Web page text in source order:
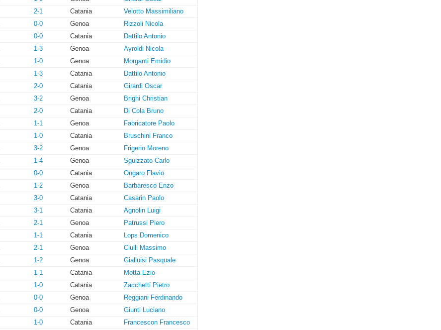
2-1 Catania
Velotto Massimiliano
0-0 Genoa
Rizzoli Nicola
0-0 Catania
Dattilo Antonio
1-3 Genoa
Ayroldi Nicola
1-0 Genoa
Morganti Emidio
1-3 Catania
Dattilo Antonio
2-0 Catania
Girardi Oscar
3-2 Genoa
Brighi Christian
2-0 Catania
Di Cola Bruno
1-1 Genoa
Fabricatore Paolo
1-0 Catania
Bruschini Franco
3-2 Genoa
Frigerio Moreno
1-4 Genoa
Sguizzato Carlo
0-0 Catania
Ongaro Flavio
1-2 Genoa
Barbaresco Enzo
3-0 Catania
Casarin Paolo
3-1 Catania
Agnolin Luigi
2-1 Genoa
Patrussi Piero
1-1 Catania
Lops Domenico
2-1 Genoa
Ciulli Massimo
1-2 Genoa
Gialluisi Pasquale
1-1 Catania
Motta Ezio
1-0 Catania
Zacchetti Pietro
0-0 Genoa
Reggiani Ferdinando
0-0 Genoa
Giunti Luciano
1-0 Catania
Francescon Francesco